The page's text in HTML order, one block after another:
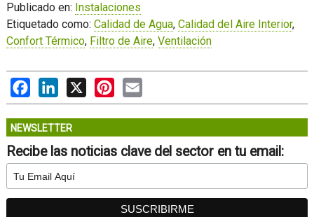
Publicado en: Instalaciones
Etiquetado como: Calidad de Agua, Calidad del Aire Interior,
Confort Térmico, Filtro de Aire, Ventilación
FacebookLinkedIn
X PinterestEmail
NEWSLETTER
Recibe las noticias clave del sector en tu email: